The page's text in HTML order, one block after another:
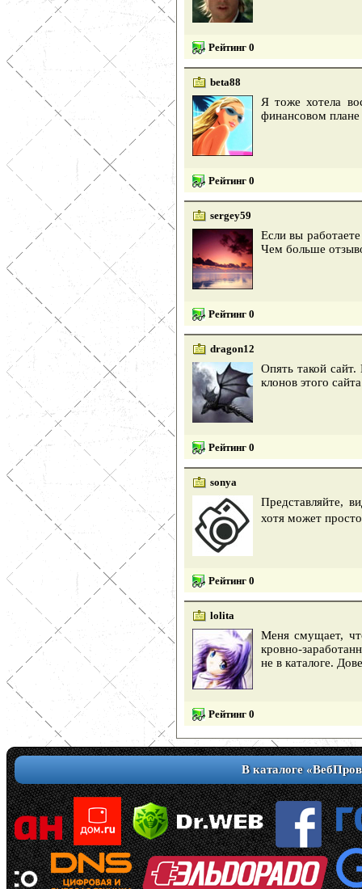
Рейтинг 0
beta88
Я тоже хотела
финансовом
Рейтинг 0
sergey59
Если вы
Чем больше
Рейтинг 0
dragon12
Опять такой
клонов этого
Рейтинг 0
sonya
Представляйте,
хотя может
Рейтинг 0
lolita
Меня смущает,
кровно-
не в каталоге.
Рейтинг 0
В каталоге